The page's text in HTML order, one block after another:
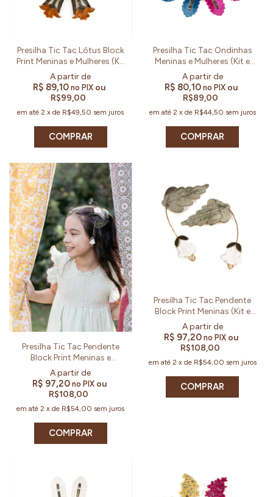
Presilha Tic Tac Lótus Block
Print Meninas e Mulheres (Kit
e Par)
R$ 89,10 no PIX ou
R$99,00
em até2 xde R$49,50 sem juros
COMPRAR
Presilha Tic Tac Ondinhas
Meninas e Mulheres (Kit e
Par)
R$ 80,10 no PIX ou
R$89,00
em até 2 x de R$44,50 sem juros
COMPRAR
Presilha Tic Tac Pendente
Block Print Meninas e
Mulheres (Kit e Par)
R$ 97,20no PIX ou
R$108,00
em até2 xde R$54,00 sem juros
COMPRAR
Presilha Tic Tac Pendente
Block Print Meninas (Kit e
Par)
R$ 97,20 no PIX ou
R$108,00
em até 2 x de R$54,00 sem juros
COMPRAR